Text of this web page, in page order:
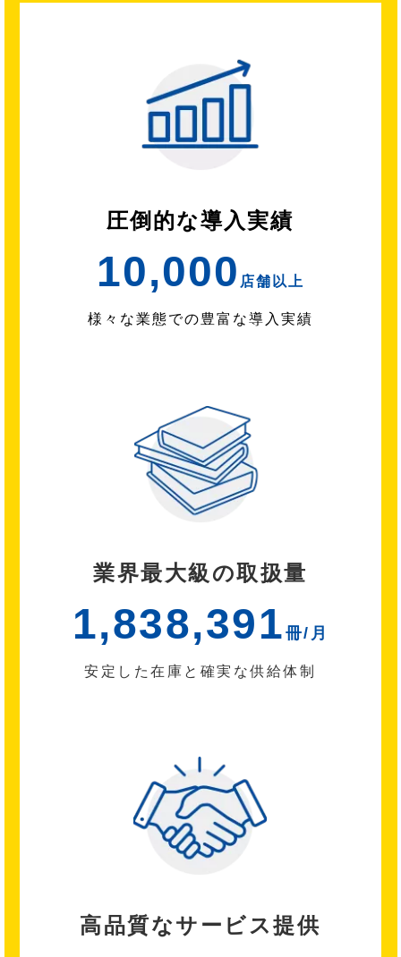
圧倒的な導入実績
10,000 店舗以上
様々な業態での豊富な導入実績
業界最大級の取扱量
1,838,391 冊/月
安定した在庫と確実な供給体制
高品質なサービス提供